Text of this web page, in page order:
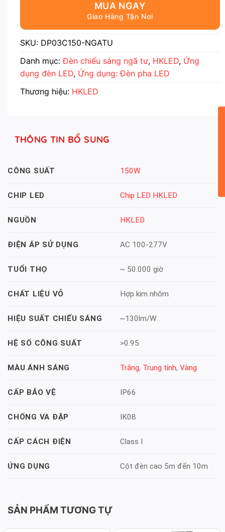
MUA NGAY
SKU: DP03C150-NGATU
Danh mục:Đèn chiếu sáng ngã tư, HKLED, Ứng
dụng đèn LED, Ứng dụng: Đèn pha LED
Thương hiệu: HKLED
THÔNG TIN BỔ SUNG
CÔNG SUẤT 150W
CHIP LED Chip LED HKLED
NGUỒN HKLED
ĐIỆN ÁP SỬ DỤNG AC 100-277V
TUỔI THỌ ~ 50.000 giờ
CHẤT LIỆU VỎ Hợp kim nhôm
HIỆU SUẤT CHIẾU SÁNG ~130lm/W
HỆ SỐ CÔNG SUẤT >0.95
MÀU ÁNH SÁNG Trắng, Trung tính, Vàng
CẤP BẢO VỆ IP66
CHỐNG VA ĐẬP IK08
CẤP CÁCH ĐIỆN Class I
ỨNG DỤNG Cột đèn cao 5m đến 10m
SẢN PHẨM TƯƠNG TỰ